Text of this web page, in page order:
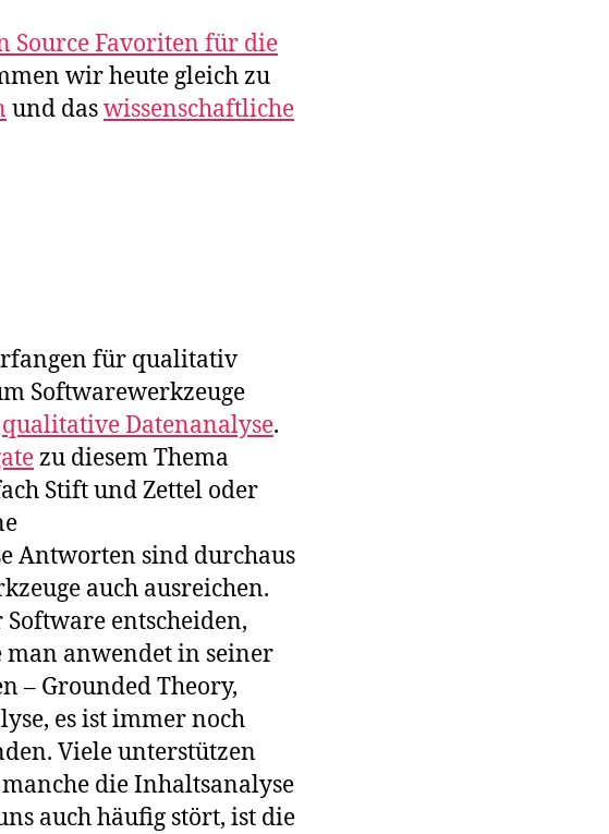
Source Favoriten für die
wir heute gleich zu
und daswissenschaftliche
für qualitativ
Softwarewerkzeuge
qualitative Datenanalyse.
zu diesem Thema
Stift und Zettel oder
Antworten sind durchaus
auch ausreichen.
entscheiden,
man anwendet in seiner
– Grounded Theory,
es ist immer noch
Viele unterstützen
die Inhaltsanalyse
auch häufig stört, ist die